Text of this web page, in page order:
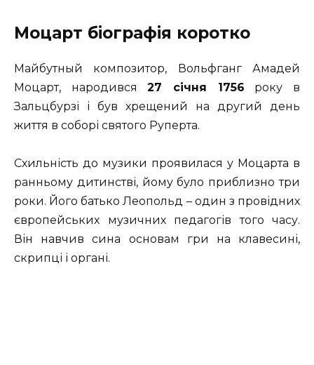
Моцарт біографія коротко
Майбутный композитор, Вольфганг Амадей
Моцарт, народився27 січня 1756 року в
Зальцбурзі і був хрещений на другий день
життя в соборі святого Руперта.
Схильність до музики проявилася у Моцарта в
ранньому дитинстві, йому було приблизно три
роки. Його батько Леопольд – один з провідних
європейських музичних педагогів того часу.
Він навчив сина основам гри на клавесині,
скрипці і органі.